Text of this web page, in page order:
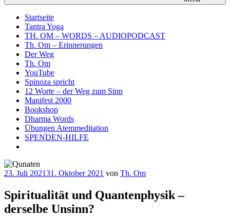
Startseite
Tantra Yoga
TH. OM – WORDS – AUDIOPODCAST
Th. Om – Erinnerungen
Der Weg
Th. Om
YouTube
Spinoza spricht
12 Worte – der Weg zum Sinn
Manifest 2000
Bookshop
Dharma Words
Übungen Atemmeditation
SPENDEN-HILFE
Veröffentlicht
23. Juli 202131. Oktober 2021 von Th. Om
Spiritualität und Quantenphysik –
derselbe Unsinn?